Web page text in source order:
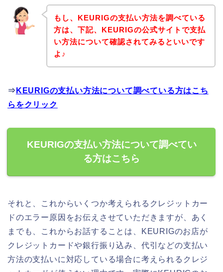
もし、KEURIGの支払い方法を調べている
方は、下記、KEURIGの公式サイトで支払
い方法について確認されてみるといいです
よ♪
⇒ KEURIGの支払い方法について調べている方はこち
らをクリック
KEURIGの支払い方法について調べてい
る方はこちら
それと、これからいくつか考えられるクレジットカー
ドのエラー原因をお伝えさせていただきますが、あく
までも、これからお話することは、KEURIGのお店が
クレジットカードや銀行振り込み、代引などの支払い
方法の支払いに対応している場合に考えられるクレジ